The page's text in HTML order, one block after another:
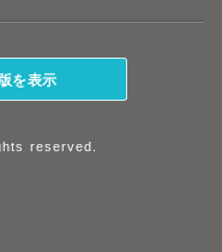
を表示
reserved.